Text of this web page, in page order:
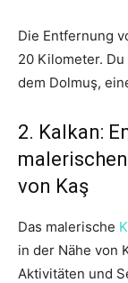
Die Entfernung
20 Kilometer.
dem Dolmuş,
2. Kalkan:
von Kaş
Das malerische
in der Nähe von
Aktivitäten und